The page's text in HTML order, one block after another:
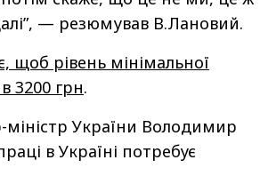
— резюмував В.Лановий.
щоб рівень мінімальної
3200 грн.
міністр України Володимир
в Україні потребує